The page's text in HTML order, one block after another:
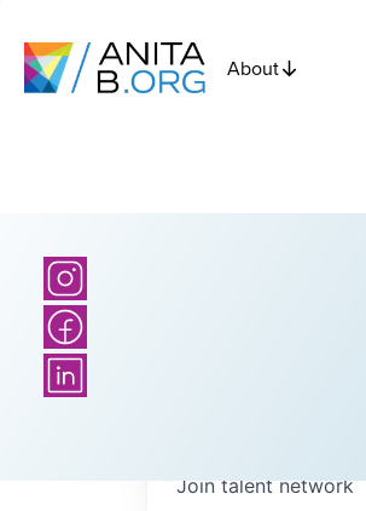
About
Join talent network